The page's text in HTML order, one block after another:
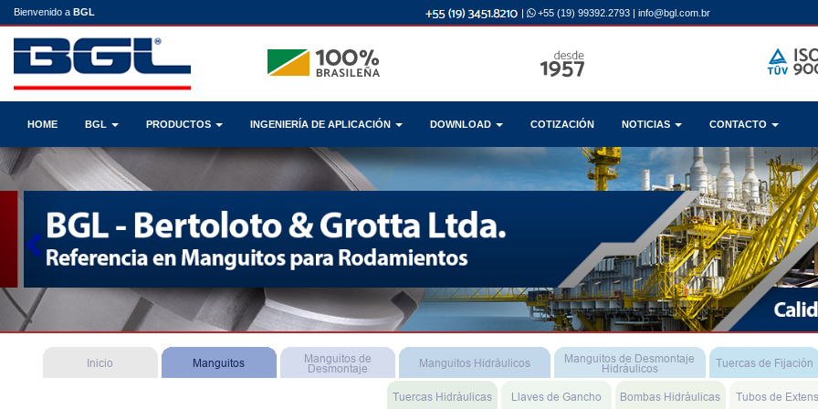
Bienvenido a BGL | +55 (19) 99392.2793 | info@bgl.com.br
HOME BGL PRODUCTOS INGENIERÍA DE APLICACIÓN DOWNLOAD COTIZACIÓN NOTICIAS CONTACTO
Previous